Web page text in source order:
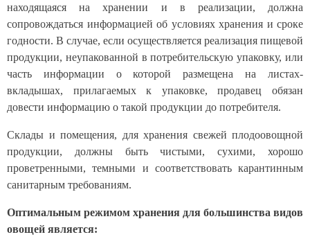
находящаяся на хранении и в реализации, должна
сопровождаться информацией об условиях хранения и сроке
годности. В случае, если осуществляется реализация пищевой
продукции, неупакованной в потребительскую упаковку, или
часть информации о которой размещена на листах-
вкладышах, прилагаемых к упаковке, продавец обязан
довести информацию о такой продукции до потребителя.
Склады и помещения, для хранения свежей плодоовощной
продукции, должны быть чистыми, сухими, хорошо
проветренными, темными и соответствовать карантинным
санитарным требованиям.
Оптимальным режимом хранения для большинства видов
овощей является: